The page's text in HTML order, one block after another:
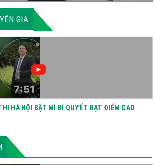
GIA
HÀ NỘI BẬT MÍ BÍ QUYẾT ĐẠT ĐIỂM CAO